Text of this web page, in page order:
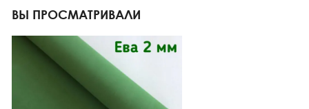
ВЫ ПРОСМАТРИВАЛИ